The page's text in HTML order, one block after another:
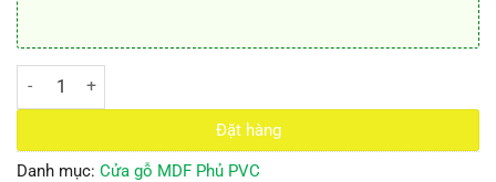
Cửa gỗ công nghiệp MDF phủ PVC KD.111 số lượng
Đặt hàng
Danh mục: Cửa gỗ MDF Phủ PVC